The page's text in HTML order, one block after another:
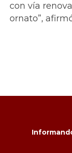
con vía
ornato”,